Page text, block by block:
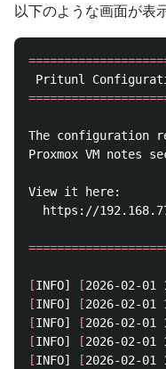
以下のような画面が表
The configuration
Proxmox VM notes
View it here:
https://
[INFO] [
[INFO] [2026-02-01
[INFO]
[
[INFO]
[
[INFO] [2026-02-01